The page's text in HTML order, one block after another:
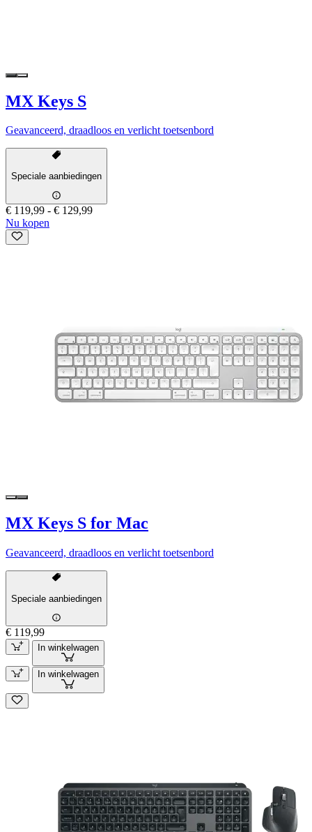
MX Keys S
Geavanceerd, draadloos en verlicht toetsenbord
Speciale aanbiedingen
€ 119,99 - € 129,99
Nu kopen
MX Keys S for Mac
Geavanceerd, draadloos en verlicht toetsenbord
Speciale aanbiedingen
€ 119,99
In winkelwagen
In winkelwagen